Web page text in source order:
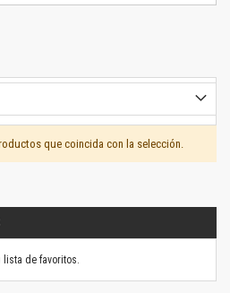
que coincida con la selección.
lista de favoritos.